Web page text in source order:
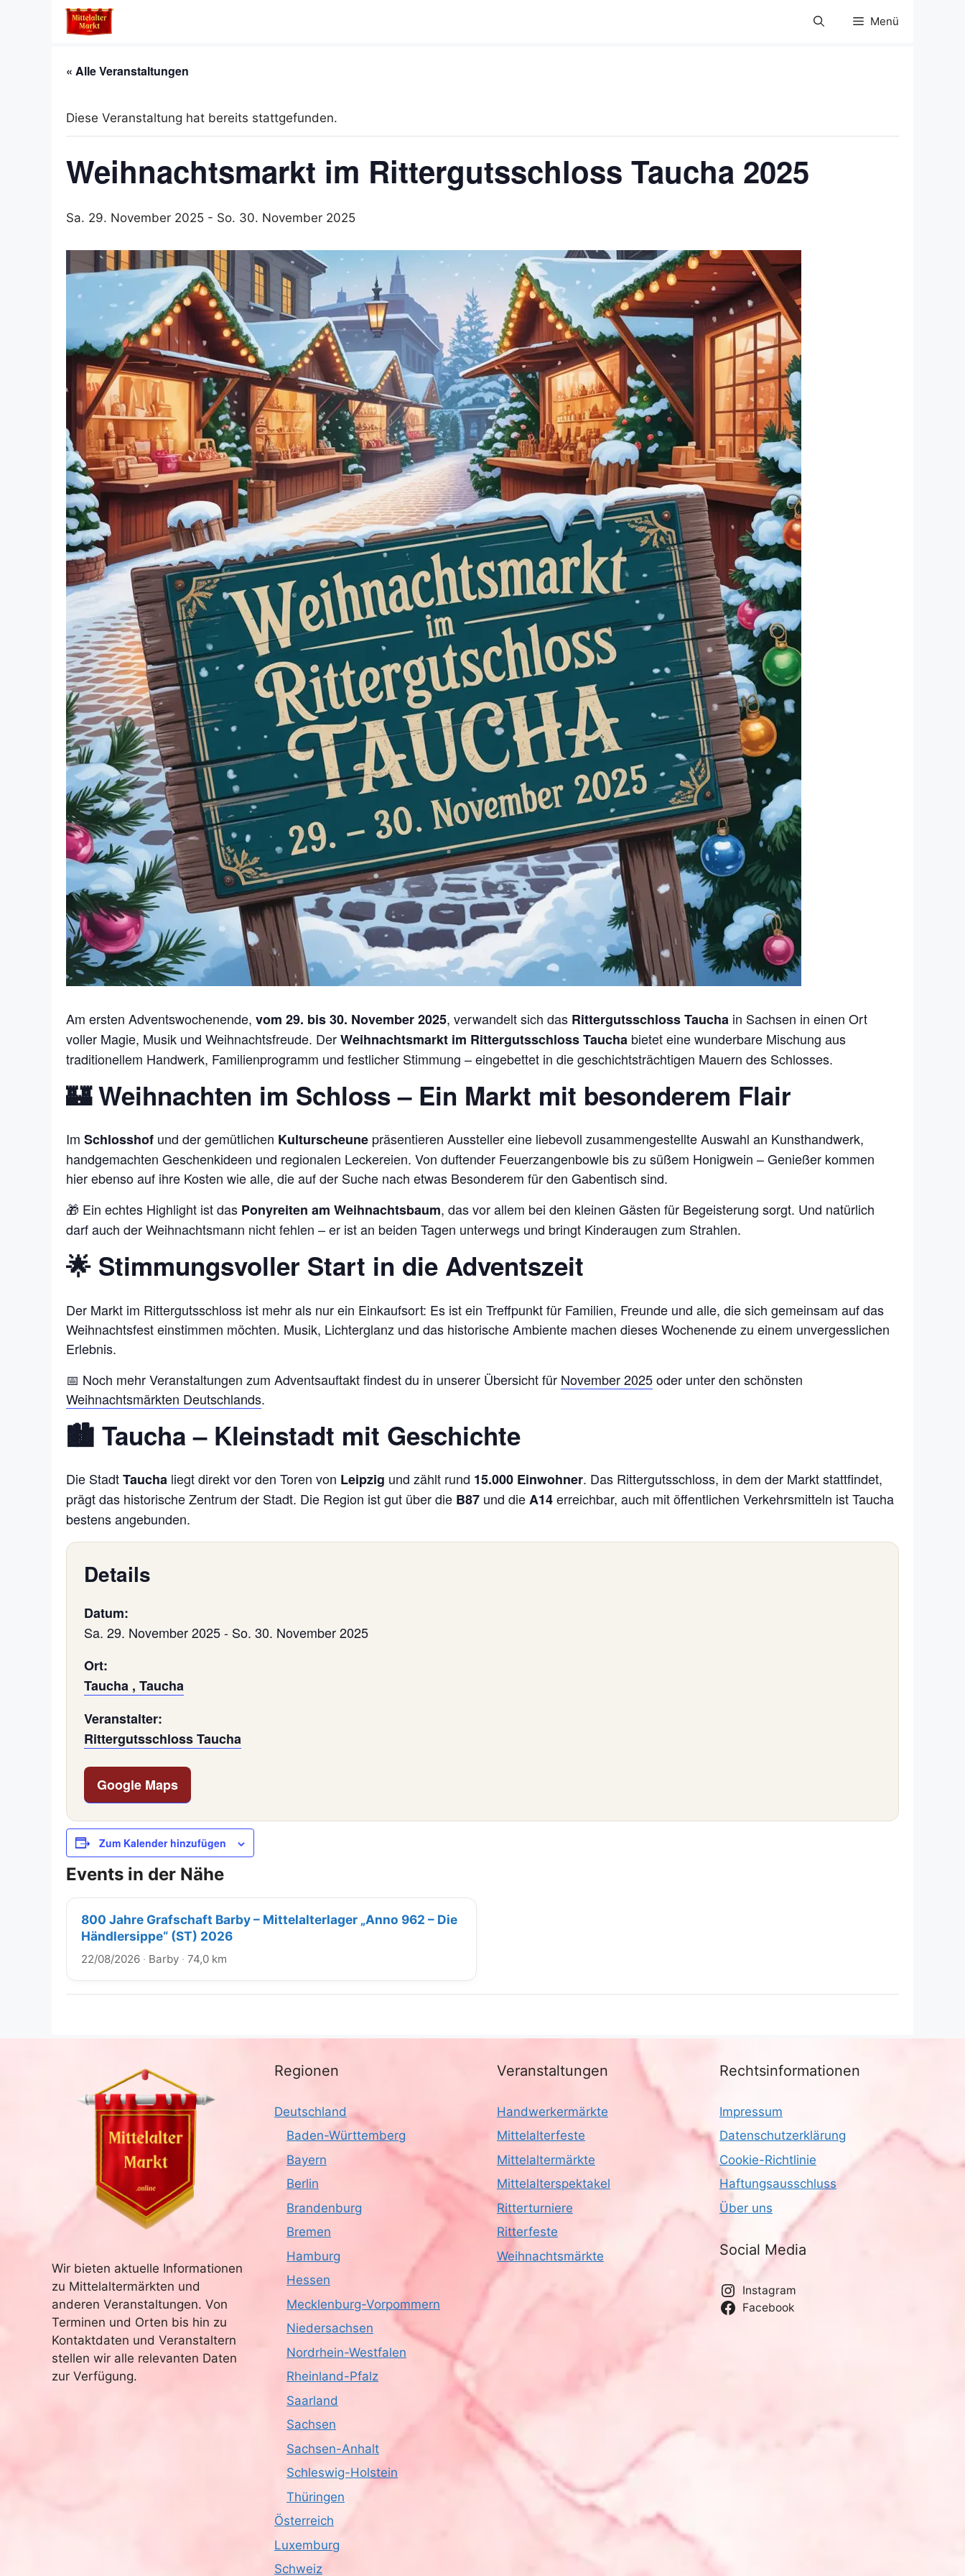
Menü
« Alle Veranstaltungen
Diese Veranstaltung hat bereits stattgefunden.
Weihnachtsmarkt im Rittergutsschloss Taucha 2025
Sa. 29. November 2025 - So. 30. November 2025
Am ersten Adventswochenende, vom 29. bis 30. November 2025, verwandelt sich das Rittergutsschloss Taucha in Sachsen in einen Ort
voller Magie, Musik und Weihnachtsfreude. DerWeihnachtsmarkt im Rittergutsschloss Taucha bietet eine wunderbare Mischung aus
traditionellem Handwerk, Familienprogramm und festlicher Stimmung – eingebettet in die geschichtsträchtigen Mauern des Schlosses.
🏰 Weihnachten im Schloss – Ein Markt mit besonderem Flair
Im Schlosshof und der gemütlichen Kulturscheune präsentieren Aussteller eine liebevoll zusammengestellte Auswahl an Kunsthandwerk,
handgemachten Geschenkideen und regionalen Leckereien. Von duftender Feuerzangenbowle bis zu süßem Honigwein – Genießer kommen
hier ebenso auf ihre Kosten wie alle, die auf der Suche nach etwas Besonderem für den Gabentisch sind.
🎁 Ein echtes Highlight ist das Ponyreiten am Weihnachtsbaum, das vor allem bei den kleinen Gästen für Begeisterung sorgt. Und natürlich
darf auch der Weihnachtsmann nicht fehlen – er ist an beiden Tagen unterwegs und bringt Kinderaugen zum Strahlen.
🌟 Stimmungsvoller Start in die Adventszeit
Der Markt im Rittergutsschloss ist mehr als nur ein Einkaufsort: Es ist ein Treffpunkt für Familien, Freunde und alle, die sich gemeinsam auf das
Weihnachtsfest einstimmen möchten. Musik, Lichterglanz und das historische Ambiente machen dieses Wochenende zu einem unvergesslichen
Erlebnis.
📅 Noch mehr Veranstaltungen zum Adventsauftakt findest du in unserer Übersicht für November 2025oder unter den schönsten
Weihnachtsmärkten Deutschlands.
🏙️ Taucha – Kleinstadt mit Geschichte
Die StadtTaucha liegt direkt vor den Toren von Leipzig und zählt rund 15.000 Einwohner. Das Rittergutsschloss, in dem der Markt stattfindet,
prägt das historische Zentrum der Stadt. Die Region ist gut über die B87 und dieA14erreichbar, auch mit öffentlichen Verkehrsmitteln ist Taucha
bestens angebunden.
Details
Datum:
Sa. 29. November 2025- So. 30. November 2025
Ort:
Taucha , Taucha
Veranstalter:
Rittergutsschloss Taucha
Google Maps
Zum Kalender hinzufügen
Events in der Nähe
800 Jahre Grafschaft Barby – Mittelalterlager „Anno 962 – Die
Händlersippe“ (ST) 2026
22/08/2026 · Barby · 74,0 km
Wir bieten aktuelle Informationen
zu Mittelaltermärkten und
anderen Veranstaltungen. Von
Terminen und Orten bis hin zu
Kontaktdaten und Veranstaltern
stellen wir alle relevanten Daten
zur Verfügung.
Regionen
Deutschland
Baden-Württemberg
Bayern
Berlin
Brandenburg
Bremen
Hamburg
Hessen
Mecklenburg-Vorpommern
Niedersachsen
Nordrhein-Westfalen
Rheinland-Pfalz
Saarland
Sachsen
Sachsen-Anhalt
Schleswig-Holstein
Thüringen
Österreich
Luxemburg
Schweiz
Veranstaltungen
Handwerkermärkte
Mittelalterfeste
Mittelaltermärkte
Mittelalterspektakel
Ritterturniere
Ritterfeste
Weihnachtsmärkte
Rechtsinformationen
Impressum
Datenschutzerklärung
Cookie-Richtlinie
Haftungsausschluss
Über uns
Social Media
Instagram
Facebook